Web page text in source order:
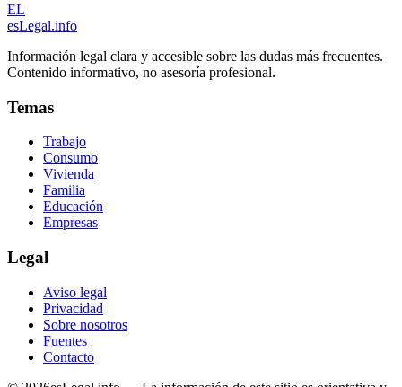
EL
esLegal.info
Información legal clara y accesible sobre las dudas más frecuentes.
Contenido informativo, no asesoría profesional.
Temas
Trabajo
Consumo
Vivienda
Familia
Educación
Empresas
Legal
Aviso legal
Privacidad
Sobre nosotros
Fuentes
Contacto